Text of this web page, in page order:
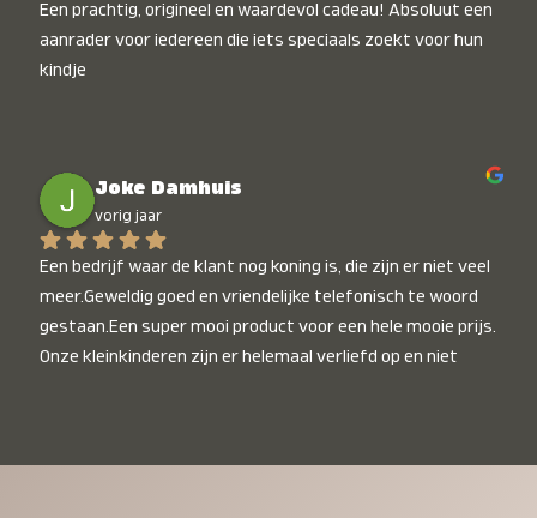
Een prachtig, origineel en waardevol cadeau! Absoluut een
aanrader voor iedereen die iets speciaals zoekt voor hun
kindje
Joke Damhuis
vorig jaar
Een bedrijf waar de klant nog koning is, die zijn er niet veel
meer.Geweldig goed en vriendelijke telefonisch te woord
gestaan.Een super mooi product voor een hele mooie prijs.
Onze kleinkinderen zijn er helemaal verliefd op en niet